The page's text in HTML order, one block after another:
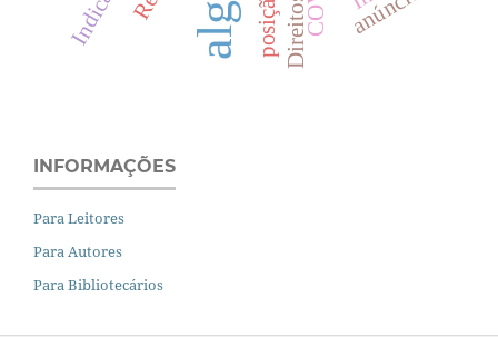
INFORMAÇÕES
Para Leitores
Para Autores
Para Bibliotecários